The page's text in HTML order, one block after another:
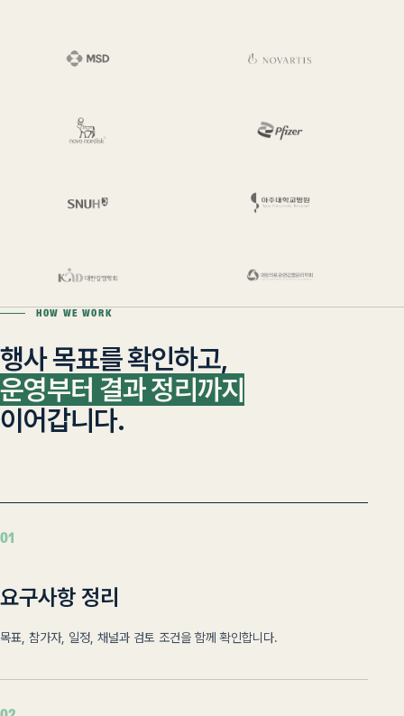
HOW WE WORK
행사 목표를 확인하고,
운영부터 결과 정리까지
이어갑니다.
01
요구사항 정리
목표, 참가자, 일정, 채널과 검토 조건을 함께 확인합니다.